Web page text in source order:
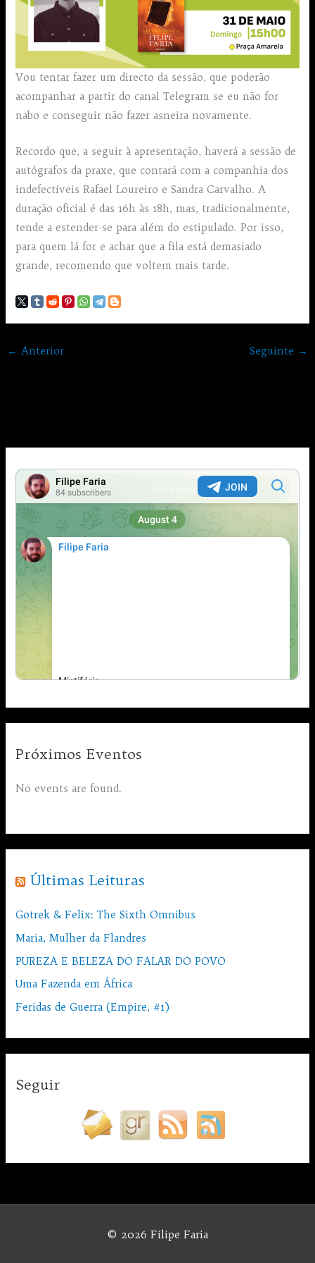
Vou tentar fazer um directo da sessão, que poderão
acompanhar a partir do canal Telegram se eu não for
nabo e conseguir não fazer asneira novamente.
Recordo que, a seguir à apresentação, haverá a sessão de
autógrafos da praxe, que contará com a companhia dos
indefectíveis Rafael Loureiro e Sandra Carvalho. A
duração oficial é das 16h às 18h, mas, tradicionalmente,
tende a estender-se para além do estipulado. Por isso,
para quem lá for e achar que a fila está demasiado
grande, recomendo que voltem mais tarde.
← Anterior Seguinte →
Próximos Eventos
No events are found.
Últimas Leituras
Gotrek & Felix: The Sixth Omnibus
Maria, Mulher da Flandres
PUREZA E BELEZA DO FALAR DO POVO
Uma Fazenda em África
Feridas de Guerra (Empire, #1)
Seguir
© 2026 Filipe Faria